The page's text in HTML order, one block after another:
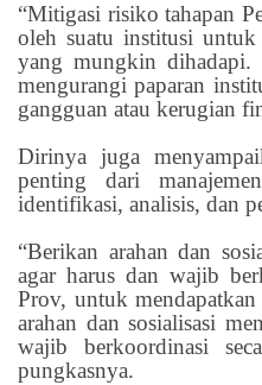
“Mitigasi risiko tahapan
oleh suatu institusi
yang mungkin dihadapi.
mengurangi paparan
gangguan atau kerugian
Dirinya juga
penting dari
identifikasi, analisis, dan
“Berikan arahan dan
agar harus dan wajib
Prov, untuk
arahan dan sosialisasi
wajib berkoordinasi
pungkasnya.